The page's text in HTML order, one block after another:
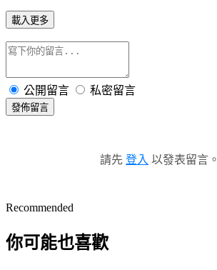
載入更多
公開留言 私密留言
發佈留言
請先 登入 以發表留言。
Recommended
你可能也喜歡